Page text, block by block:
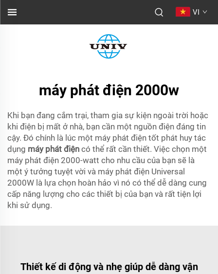
VI
máy phát điện 2000w
Khi bạn đang cắm trại, tham gia sự kiện ngoài trời hoặc
khi điện bị mất ở nhà, bạn cần một nguồn điện đáng tin
cậy. Đó chính là lúc một máy phát điện tốt phát huy tác
dụng máy phát điện có thể rất cần thiết. Việc chọn một
máy phát điện 2000-watt cho nhu cầu của bạn sẽ là
một ý tưởng tuyệt vời và máy phát điện Universal
2000W là lựa chọn hoàn hảo vì nó có thể dễ dàng cung
cấp năng lượng cho các thiết bị của bạn và rất tiện lợi
khi sử dụng.
Thiết kế di động và nhẹ giúp dễ dàng vận